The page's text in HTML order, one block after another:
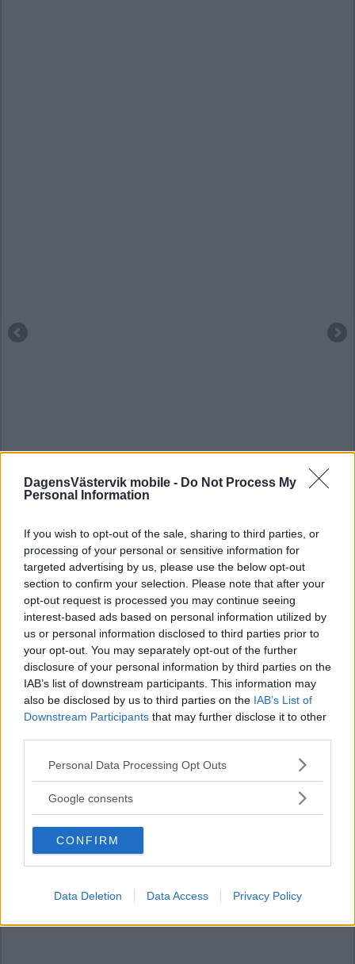
DagensVästervik mobile - Do Not Process My
Personal Information
If you wish to opt-out of the sale, sharing to third parties, or
processing of your personal or sensitive information for
targeted advertising by us, please use the below opt-out
section to confirm your selection. Please note that after your
opt-out request is processed you may continue seeing
interest-based ads based on personal information utilized by
us or personal information disclosed to third parties prior to
your opt-out. You may separately opt-out of the further
disclosure of your personal information by third parties on the
IAB’s list of downstream participants. This information may
also be disclosed by us to third parties on the IAB’s List of
Downstream Participants that may further disclose it to other
Please note that this website/app uses one or more Google
not limited to your visit or usage behaviour. You may click to
use your data for below specified purposes in below Google
consent section.
Personal Data Processing Opt Outs
Google consents
CONFIRM
Data Deletion Data Access Privacy Policy